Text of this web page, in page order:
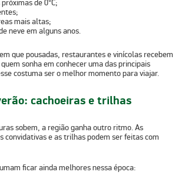
de 0°C;
mais altas;
neve em alguns anos.
que pousadas, restaurantes e vinícolas recebem
sonha em conheceruma das principais
costuma ser o melhor momento para viajar.
cachoeiras e trilhas
sobem, a região ganha outro ritmo. As
convidativas e as trilhas podem ser feitas com
ficar ainda melhores nessa época: